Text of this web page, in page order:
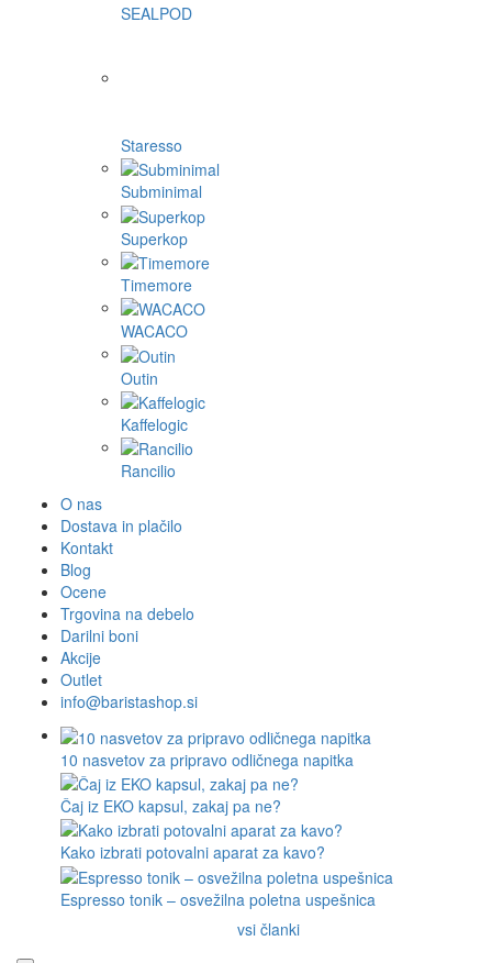
SEALPOD
Staresso
Subminimal
Superkop
Timemore
WACACO
Outin
Kaffelogic
Rancilio
O nas
Dostava in plačilo
Kontakt
Blog
Ocene
Trgovina na debelo
Darilni boni
Akcije
Outlet
info@baristashop.si
10 nasvetov za pripravo odličnega napitka
Čaj iz EKO kapsul, zakaj pa ne?
Kako izbrati potovalni aparat za kavo?
Espresso tonik – osvežilna poletna uspešnica
vsi članki